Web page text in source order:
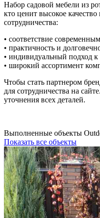
Набор садовой мебели из
кто ценит высокое
сотрудничества:
• соответствие
• практичность и
• индивидуальный подход к
• широкий ассортимент
Чтобы стать партнером
для сотрудничества на
уточнения всех деталей.
Выполненные объекты
Показать все объекты